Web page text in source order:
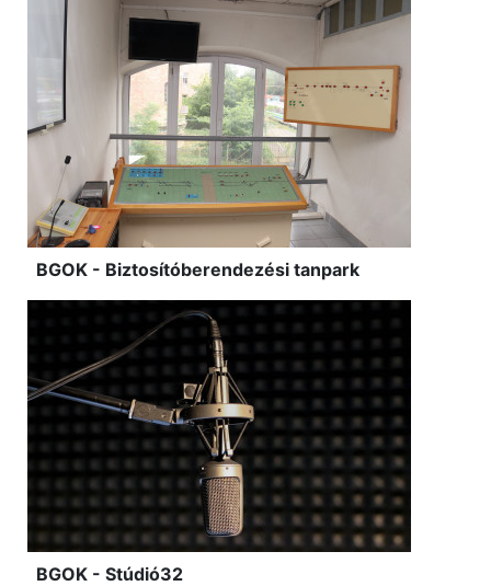
BGOK - Biztosítóberendezési tanpark
BGOK - Stúdió32